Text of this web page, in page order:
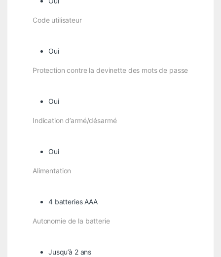
Code utilisateur
Oui
Protection contre la devinette des mots de passe
Oui
Indication d’armé/désarmé
Oui
Alimentation
4 batteries AAA
Autonomie de la batterie
Jusqu’à 2 ans